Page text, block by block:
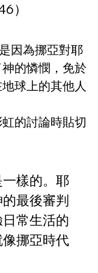
）
因為挪亞對耶
的憐憫，免於
球上的其他人
的討論時貼切
樣的。耶
最後審判
常生活的
挪亞時代